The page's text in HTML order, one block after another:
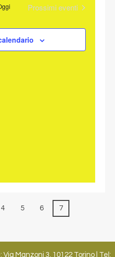
E
Prossimi eventi
4 5 6 7
Manzoni 3, 10122 Torino | Tel: